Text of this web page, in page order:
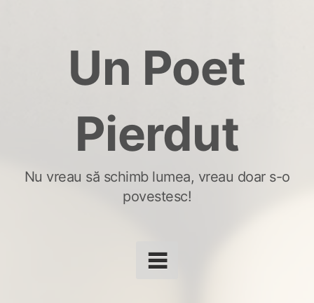
Un Poet
Pierdut
Nu vreau să schimb lumea, vreau doar s-o
povestesc!